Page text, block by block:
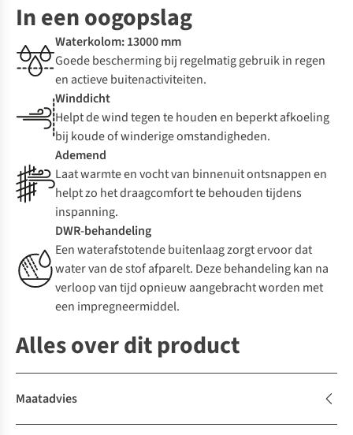
In een oogopslag
Waterkolom: 13000 mm
Goede bescherming bij regelmatig gebruik in regen
en actieve buitenactiviteiten.
Winddicht
Helpt de wind tegen te houden en beperkt afkoeling
bij koude of winderige omstandigheden.
Ademend
Laat warmte en vocht van binnenuit ontsnappen en
helpt zo het draagcomfort te behouden tijdens
inspanning.
DWR-behandeling
Een waterafstotende buitenlaag zorgt ervoor dat
water van de stof afparelt. Deze behandeling kan na
verloop van tijd opnieuw aangebracht worden met
een impregneermiddel.
Alles over dit product
Maatadvies